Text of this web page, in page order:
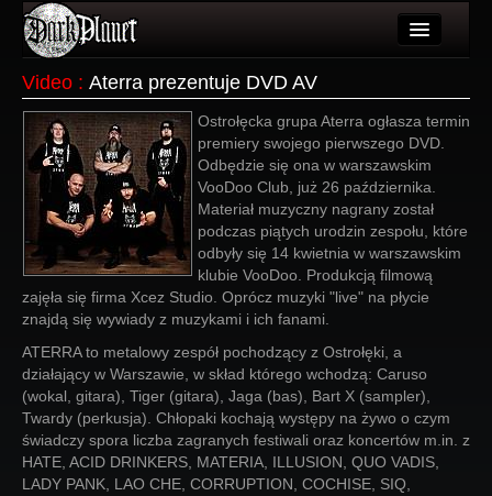
Użytkownicy
Wydarzenia
Galeria
Login
Video : Aterra prezentuje DVD AV
Ostrołęcka grupa Aterra ogłasza termin
premiery swojego pierwszego DVD.
Odbędzie się ona w warszawskim
VooDoo Club, już 26 października.
Materiał muzyczny nagrany został
podczas piątych urodzin zespołu, które
odbyły się 14 kwietnia w warszawskim
klubie VooDoo. Produkcją filmową
zajęła się firma Xcez Studio. Oprócz muzyki "live" na płycie
znajdą się wywiady z muzykami i ich fanami.
ATERRA to metalowy zespół pochodzący z Ostrołęki, a
działający w Warszawie, w skład którego wchodzą: Caruso
(wokal, gitara), Tiger (gitara), Jaga (bas), Bart X (sampler),
Twardy (perkusja). Chłopaki kochają występy na żywo o czym
świadczy spora liczba zagranych festiwali oraz koncertów m.in. z
HATE, ACID DRINKERS, MATERIA, ILLUSION, QUO VADIS,
LADY PANK, LAO CHE, CORRUPTION, COCHISE, SIQ,